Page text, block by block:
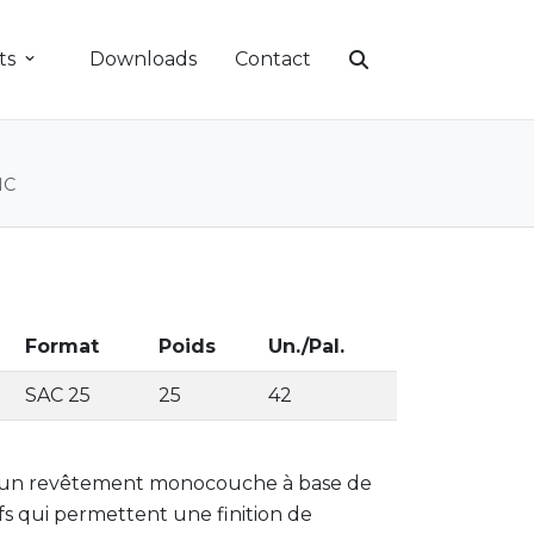
Downloads Contact
Format Poids Un./Pal.
SAC 25 25 42
revêtement monocouche à base de
qui permettent une finition de